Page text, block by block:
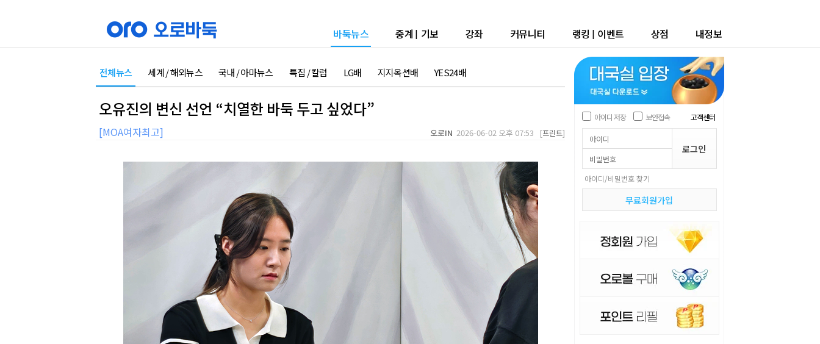
바둑뉴스 중계 | 기보 강좌 커뮤니티 랭킹 | 이벤트 상점 내정보
전체뉴스 세계 / 해외뉴스 국내 / 아마뉴스 특집 / 칼럼 LG배 지지옥션배 YES24배
오유진의 변신 선언 “치열한 바둑 두고 싶었다”
[MOA여자최고] 오로IN 2026-06-02 오후 07:53 [프린트]
아이디 저장 보안접속 고객센터
아이디/비밀번호 찾기
무료회원가입